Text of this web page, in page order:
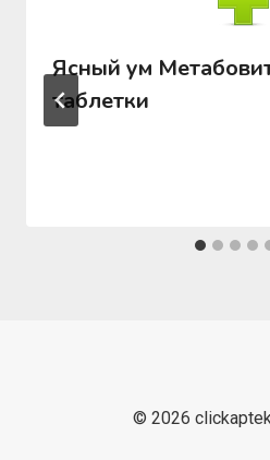
Ясный ум
таблетки
© 2026